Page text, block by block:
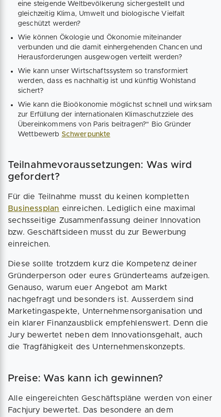
eine steigende Weltbevölkerung sichergestellt und
gleichzeitig Klima, Umwelt und biologische Vielfalt
geschützt werden?
Wie können Ökologie und Ökonomie miteinander
verbunden und die damit einhergehenden Chancen und
Herausforderungen ausgewogen verteilt werden?
Wie kann unser Wirtschaftssystem so transformiert
werden, dass es nachhaltig ist und künftig Wohlstand
sichert?
Wie kann die Bioökonomie möglichst schnell und wirksam
zur Erfüllung der internationalen Klimaschutzziele des
Übereinkommens von Paris beitragen?" Bio Gründer
Wettbewerb Schwerpunkte
Teilnahmevoraussetzungen: Was wird
gefordert?
Für die Teilnahme musst du keinen kompletten
Businessplan einreichen. Lediglich eine maximal
sechsseitige Zusammenfassung deiner Innovation
bzw. Geschäftsideen musst du zur Bewerbung
einreichen.
Diese sollte trotzdem kurz die Kompetenz deiner
Gründerperson oder eures Gründerteams aufzeigen.
Genauso, warum euer Angebot am Markt
nachgefragt und besonders ist. Ausserdem sind
Marketingaspekte, Unternehmensorganisation und
ein klarer Finanzausblick empfehlenswert. Denn die
Jury bewertet neben dem Innovationsgehalt, auch
die Tragfähigkeit des Unternehmenskonzepts.
Preise: Was kann ich gewinnen?
Alle eingereichten Geschäftspläne werden von einer
Fachjury bewertet. Das besondere an dem